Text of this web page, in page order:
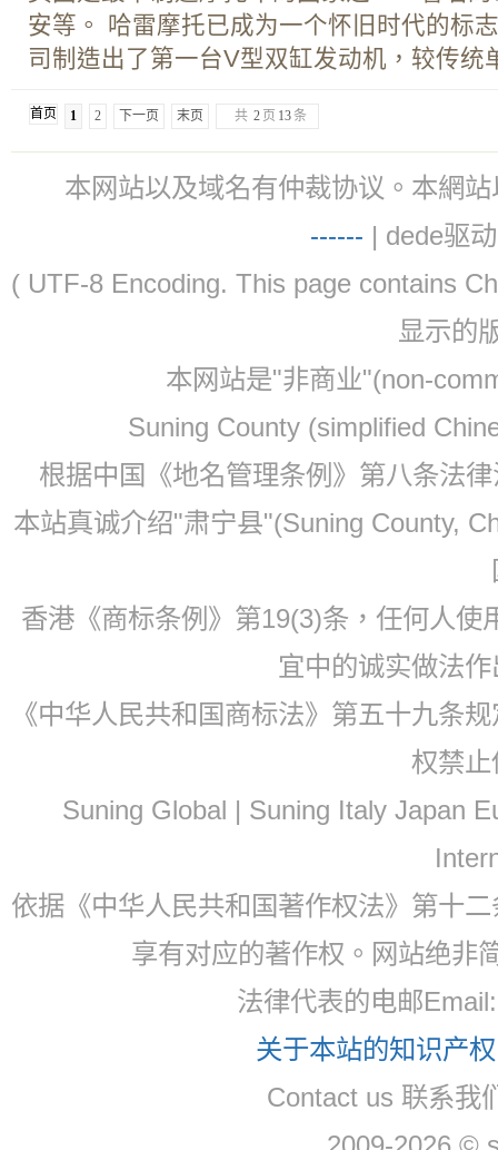
安等。 哈雷摩托已成为一个怀旧时代的标
司制造出了第一台V型双缸发动机，较传统
首页 1 2 下一页 末页 共 2 页 13 条
本网站以及域名有仲裁协议。本網
------ | dede驱
( UTF-8 Encoding. This page contains
显示的
本网站是"非商业"(non-
Suning County (simplified
根据中国《地名管理条例》第八条法
本站真诚介绍"肃宁县"(Suning County,
香港《商标条例》第19(3)条，任何人
宜中的诚实做法
《中华人民共和国商标法》第五十九条
权禁
Suning Global | Suning Italy Japan
依据《中华人民共和国著作权法》第十
享有对应的著作权。网站绝非
法律代表的电邮
关于本站的知识产
Contact us 联系我